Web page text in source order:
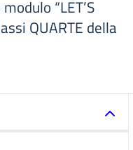
“LET’S
QUARTE della